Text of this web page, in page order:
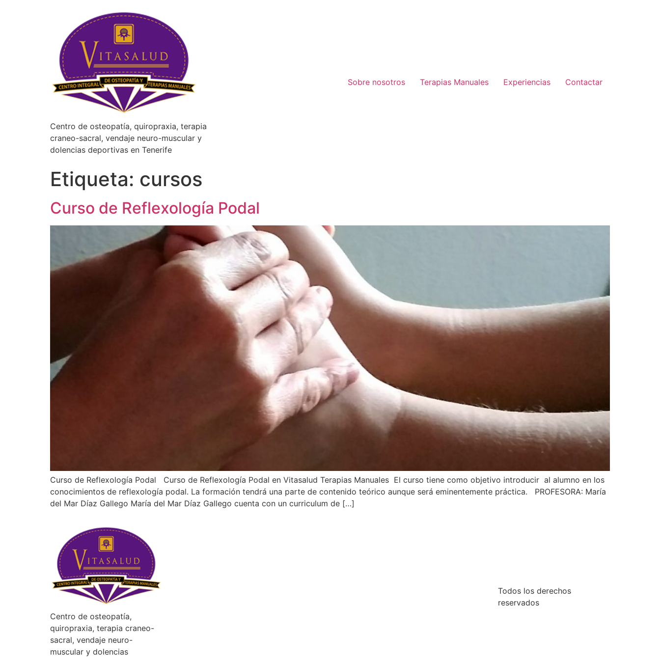
Centro de osteopatía, quiropraxia, terapia
craneo-sacral, vendaje neuro-muscular y
dolencias deportivas en Tenerife
Sobre nosotros Terapias Manuales Experiencias Contactar
Etiqueta: cursos
Curso de Reflexología Podal
Curso de Reflexología Podal Curso de Reflexología Podal en Vitasalud Terapias Manuales El curso tiene como objetivo introducir al alumno en los
conocimientos de reflexología podal. La formación tendrá una parte de contenido teórico aunque será eminentemente práctica. PROFESORA: María
del Mar Díaz Gallego María del Mar Díaz Gallego cuenta con un curriculum de […]
Centro de osteopatía,
quiropraxia, terapia craneo-
sacral, vendaje neuro-
muscular y dolencias
Todos los derechos
reservados